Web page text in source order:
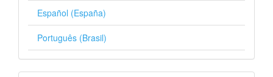
Español (España)
Português (Brasil)